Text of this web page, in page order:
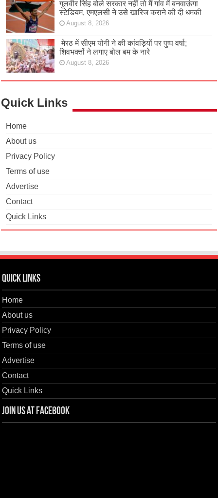
गुलवीर सिंह बोले सरकार नहीं तो मैं गांव में बनवाऊंगा
स्टेडियम, एमएलसी ने उसे खारिज कराने की दी धमकी
August 8, 2026
मेरठ में सीएम योगी ने की कांवड़ियों पर पुष्प वर्षा;
शिवभक्तों ने लगाए बोल बम के नारे
August 8, 2026
Quick Links
Home
About us
Privacy Policy
Terms of use
Advertise
Contact
Quick Links
Quick Links
Home
About us
Privacy Policy
Terms of use
Advertise
Contact
Quick Links
Join us at Facebook